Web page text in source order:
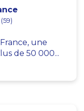
une
de 50 000...